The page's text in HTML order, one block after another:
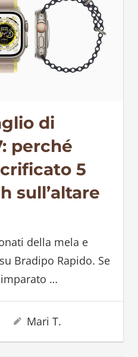
di
perché
5
sull’altare
della mela e
Bradipo Rapido. Se
imparato …
Mari T.